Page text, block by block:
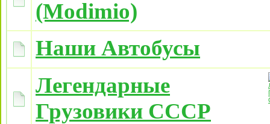
(Modimio)
Наши Автобусы
Легендарные
Грузовики СССР